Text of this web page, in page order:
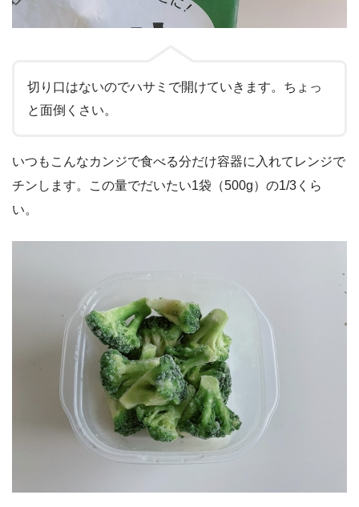
切り口はないのでハサミで開けていきます。ちょっ
と面倒くさい。
いつもこんなカンジで食べる分だけ容器に入れてレンジで
チンします。この量でだいたい1袋（500g）の1/3くら
い。